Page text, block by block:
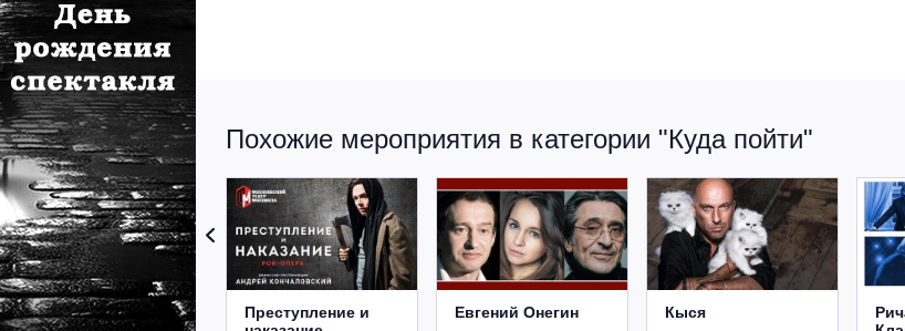
Похожие мероприятия в категории "Куда пойти"
Преступление и
Евгений Онегин Кыся